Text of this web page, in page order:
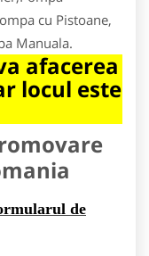
cu Pistoane,
Manuala.
afacerea
locul este
de